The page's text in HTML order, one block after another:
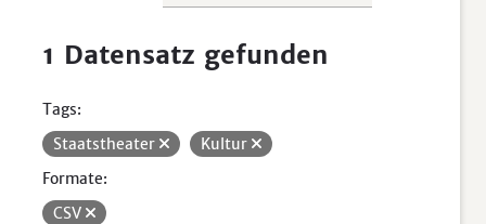
1 Datensatz gefunden
Tags:
Staatstheater
Kultur
Formate:
CSV